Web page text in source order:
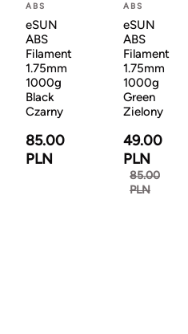
ABS
eSUN
ABS
Filament
1.75mm
1000g
Black
Czarny
85.00
PLN
ABS
eSUN
ABS
Filament
1.75mm
1000g
Green
Zielony
49.00
PLN
85.00
PLN